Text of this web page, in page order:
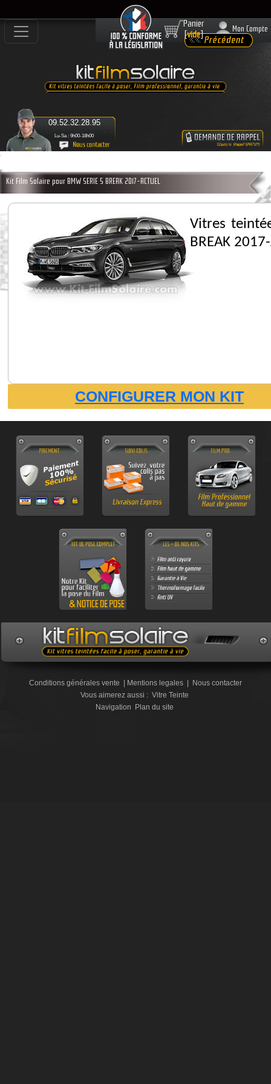
Lu-Sa : 9h00-18h00
09.52.32.28.95
Panier
[vide]
Mon Compte
Kit Film Solaire pour BMW SERIE 5 BREAK 2017-ACTUEL
Vitres
BREAK
CONFIGURER MON KIT
Conditions générales vente | Mentions legales | Nous contacter
Vous aimerez aussi : Vitre Teinte
Navigation Plan du site